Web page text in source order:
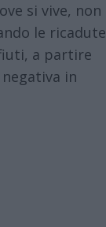
si vive, non
le ricadute
a partire
in